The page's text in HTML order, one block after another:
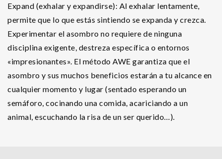
Expand (exhalar y expandirse): Al exhalar lentamente,
permite que lo que estás sintiendo se expanda y crezca.
Experimentar el asombro no requiere de ninguna
disciplina exigente, destreza específica o entornos
«impresionantes». El método AWE garantiza que el
asombro y sus muchos beneficios estarán a tu alcance en
cualquier momento y lugar (sentado esperando un
semáforo, cocinando una comida, acariciando a un
animal, escuchando la risa de un ser querido…).